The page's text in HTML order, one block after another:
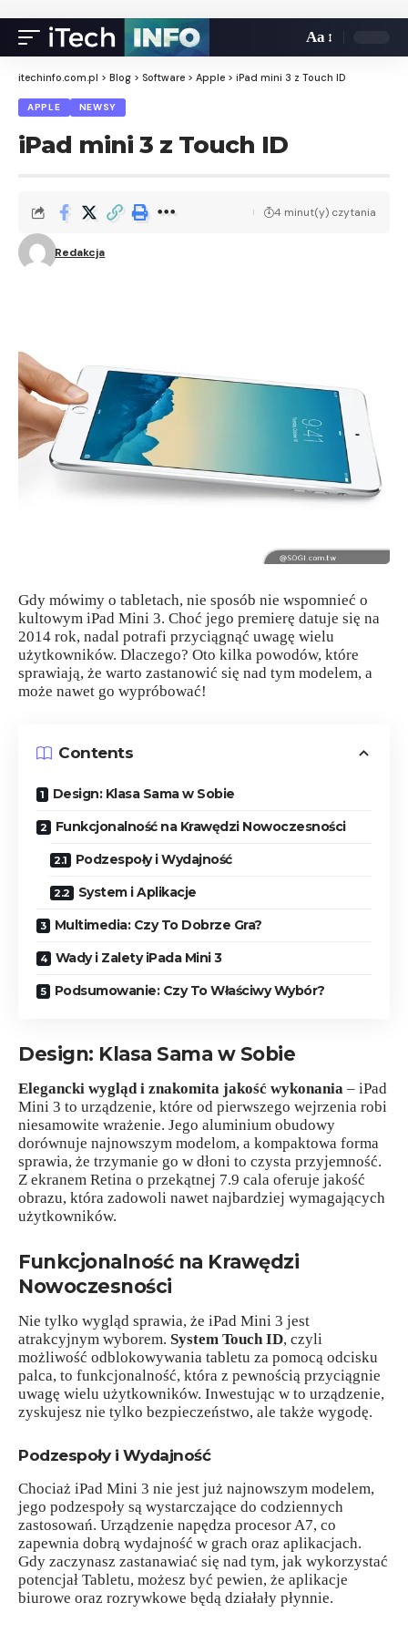
Aa
itechinfo.com.pl > Blog > Software > Apple > iPad mini 3 z Touch ID
APPLE NEWSY
iPad mini 3 z Touch ID
Redakcja
4 minut(y) czytania
Gdy mówimy o tabletach, nie sposób nie wspomnieć o
kultowym iPad Mini 3. Choć jego premierę datuje się na
2014 rok, nadal potrafi przyciągnąć uwagę wielu
użytkowników. Dlaczego? Oto kilka powodów, które
sprawiają, że warto zastanowić się nad tym modelem, a
może nawet go wypróbować!
Contents
Design: Klasa Sama w Sobie
Funkcjonalność na Krawędzi Nowoczesności
Podzespoły i Wydajność
System i Aplikacje
Multimedia: Czy To Dobrze Gra?
Wady i Zalety iPada Mini 3
Podsumowanie: Czy To Właściwy Wybór?
Design: Klasa Sama w Sobie
Elegancki wygląd i znakomita jakość wykonania – iPad
Mini 3 to urządzenie, które od pierwszego wejrzenia robi
niesamowite wrażenie. Jego aluminium obudowy
dorównuje najnowszym modelom, a kompaktowa forma
sprawia, że trzymanie go w dłoni to czysta przyjemność.
Z ekranem Retina o przekątnej 7.9 cala oferuje jakość
obrazu, która zadowoli nawet najbardziej wymagających
użytkowników.
Funkcjonalność na Krawędzi
Nowoczesności
Nie tylko wygląd sprawia, że iPad Mini 3 jest
atrakcyjnym wyborem. System Touch ID, czyli
możliwość odblokowywania tabletu za pomocą odcisku
palca, to funkcjonalność, która z pewnością przyciągnie
uwagę wielu użytkowników. Inwestując w to urządzenie,
zyskujesz nie tylko bezpieczeństwo, ale także wygodę.
Podzespoły i Wydajność
Chociaż iPad Mini 3 nie jest już najnowszym modelem,
jego podzespoły są wystarczające do codziennych
zastosowań. Urządzenie napędza procesor A7, co
zapewnia dobrą wydajność w grach oraz aplikacjach.
Gdy zaczynasz zastanawiać się nad tym, jak wykorzystać
potencjał Tabletu, możesz być pewien, że aplikacje
biurowe oraz rozrywkowe będą działały płynnie.